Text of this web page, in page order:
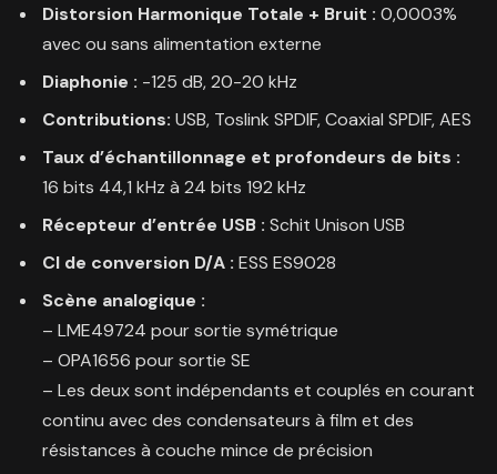
Distorsion Harmonique Totale + Bruit : 0,0003%
avec ou sans alimentation externe
Diaphonie : -125 dB, 20-20 kHz
Contributions: USB, Toslink SPDIF, Coaxial SPDIF, AES
Taux d’échantillonnage et profondeurs de bits :
16 bits 44,1 kHz à 24 bits 192 kHz
Récepteur d’entrée USB : Schit Unison USB
CI de conversion D/A : ESS ES9028
Scène analogique :
– LME49724 pour sortie symétrique
– OPA1656 pour sortie SE
– Les deux sont indépendants et couplés en courant
continu avec des condensateurs à film et des
résistances à couche mince de précision